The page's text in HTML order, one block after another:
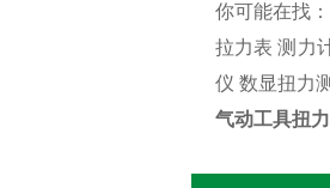
你可能在找：
拉力表 测力
仪 数显扭力
气动工具扭